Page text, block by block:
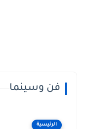
فن وسينما
الرئيسية